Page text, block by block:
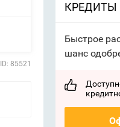
ID: 85521
КРЕДИТЫ
Быстрое
шанс